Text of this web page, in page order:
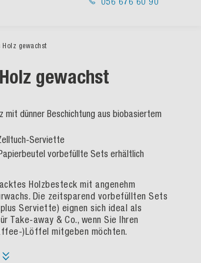
Holz gewachst
gewachst
mit dünner Beschichtung aus biobasiertem
Serviette
vorbefüllte Sets erhältlich
Holzbesteck mit angenehm
Die zeitsparend vorbefüllten Sets
Serviette) eignen sich ideal als
Take-away & Co., wenn Sie Ihren
)Löffel mitgeben möchten.